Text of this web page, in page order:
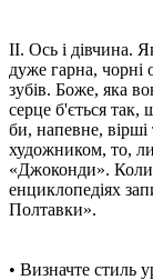
За І.
II. Ось і дівчина.
дуже гарна, чорні
зубів. Боже, яка
серце б'ється
би, напевне, вірші
художником, то,
«Джоконди».
енциклопедіях
Полтавки».
За І.
• Визначте стиль